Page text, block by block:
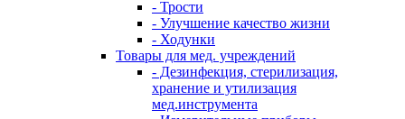
- Трости
- Улучшение качество жизни
- Ходунки
Товары для мед. учреждений
- Дезинфекция, стерилизация,
хранение и утилизация
мед.инструмента